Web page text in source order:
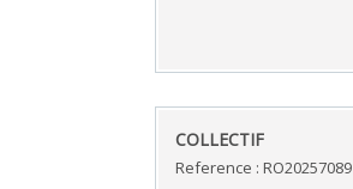
‎COLLECTIF‎
Reference : RO20257089